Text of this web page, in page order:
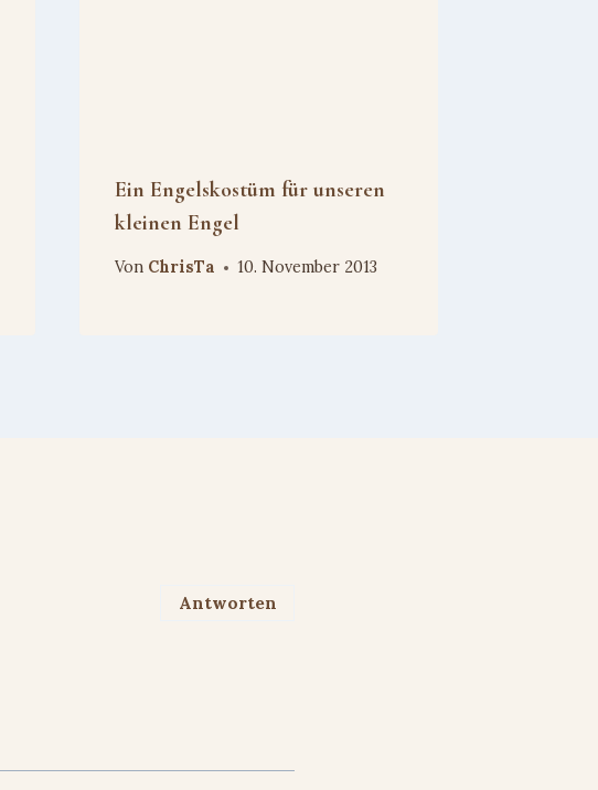
Ein Engelskostüm für unseren
kleinen Engel
Von ChrisTa 10. November 2013
Antworten